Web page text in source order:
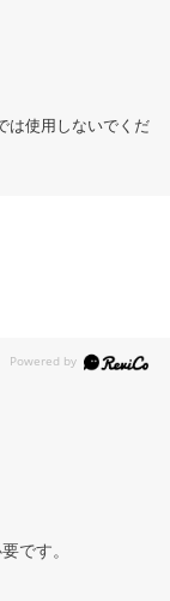
は使用しないでくだ
です。